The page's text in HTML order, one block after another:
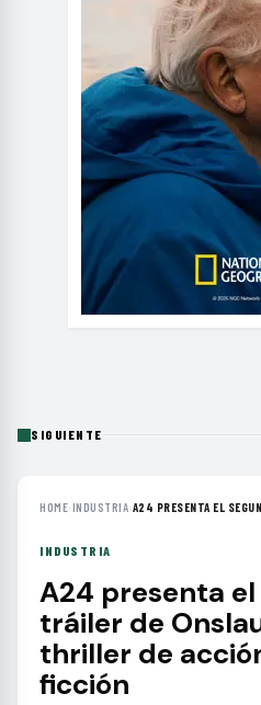
SIGUIENTE
HOME›INDUSTRIA›A24 PRESENTA EL
INDUSTRIA
A24 presenta
tráiler de
thriller de
ficción